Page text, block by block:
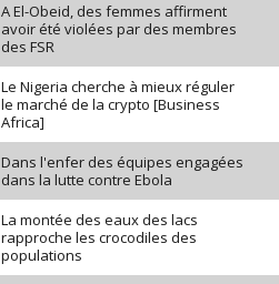
A El-Obeid, des femmes affirment
avoir été violées par des membres
des FSR
Le Nigeria cherche à mieux réguler
le marché de la crypto [Business
Africa]
Dans l'enfer des équipes engagées
dans la lutte contre Ebola
La montée des eaux des lacs
rapproche les crocodiles des
populations